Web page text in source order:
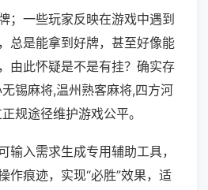
；一些玩家反映在游戏中遇到
总是能拿到好牌，甚至好像能
由此怀疑是不是有挂？确实存
锡麻将,温州熟客麻将,四方河
规途径维护游戏公平。
输入需求生成专用辅助工具，
作痕迹，实现“必胜”效果，适